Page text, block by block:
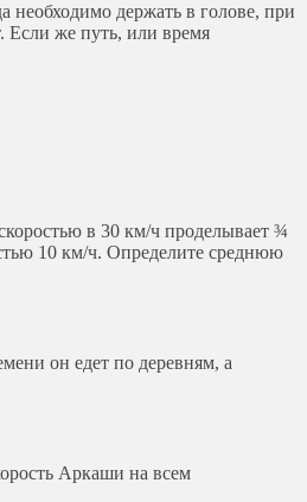
необходимо держать в голове, при
Если же путь, или время
в 30 км/ч проделывает ¾
10 км/ч. Определите среднюю
он едет по деревням, а
Аркаши на всем